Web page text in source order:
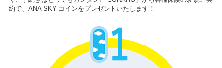
約で、ANA SKY コインをプレゼントいたします！